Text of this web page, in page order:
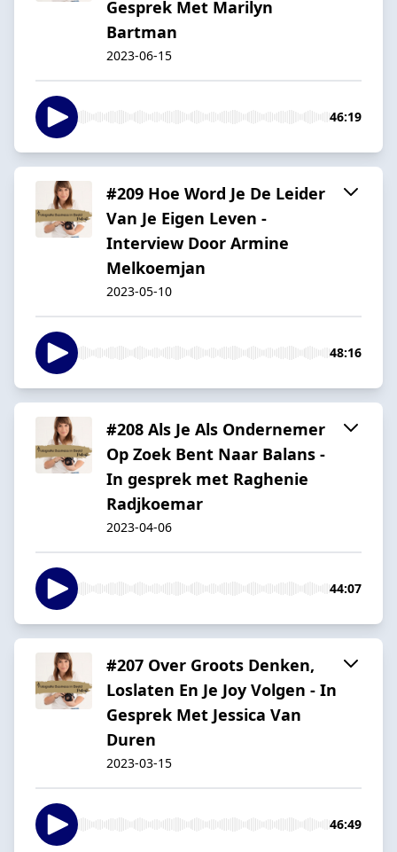
Gesprek Met Marilyn
Bartman
2023-06-15
46:19
#209 Hoe Word Je De Leider
Van Je Eigen Leven -
Interview Door Armine
Melkoemjan
2023-05-10
48:16
#208 Als Je Als Ondernemer
Op Zoek Bent Naar Balans -
In gesprek met Raghenie
Radjkoemar
2023-04-06
44:07
#207 Over Groots Denken,
Loslaten En Je Joy Volgen - In
Gesprek Met Jessica Van
Duren
2023-03-15
46:49